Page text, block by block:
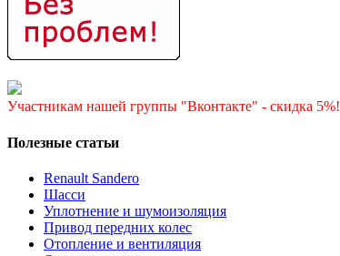
Участникам нашей группы "Вконтакте" - скидка 5%!
Полезные статьи
Renault Sandero
Шасси
Уплотнение и шумоизоляция
Привод передних колес
Отопление и вентиляция